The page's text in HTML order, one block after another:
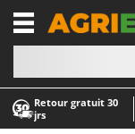
Retour gratuit 30
jrs
-1
A
Abris de jardin
A